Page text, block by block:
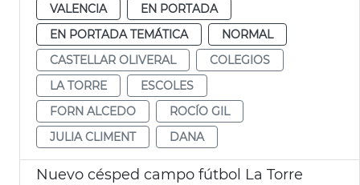
VALENCIA
EN PORTADA
EN PORTADA TEMÁTICA
NORMAL
CASTELLAR OLIVERAL
COLEGIOS
LA TORRE
ESCOLES
FORN ALCEDO
ROCÍO GIL
JULIA CLIMENT
DANA
Nuevo césped campo fútbol La Torre